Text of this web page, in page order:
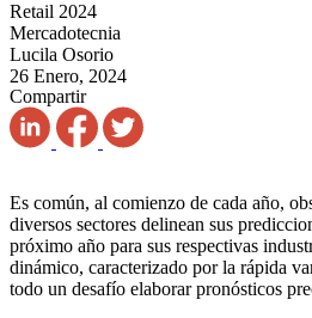
Retail 2024
Mercadotecnia
Lucila Osorio
26 Enero, 2024
Compartir
Es común, al comienzo de cada año,
diversos sectores delinean sus
próximo año para sus respectivas
dinámico, caracterizado por la rápida
todo un desafío elaborar pronósticos